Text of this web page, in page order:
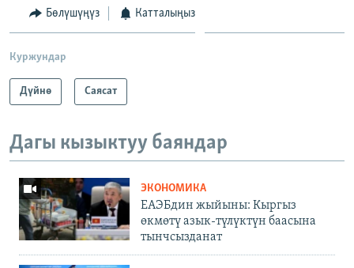
Бөлүшүңүз Катталыңыз
Куржундар
Дүйнө Саясат
Дагы кызыктуу баяндар
ЭКОНОМИКА
ЕАЭБдин жыйыны: Кыргыз
өкмөтү азык-түлүктүн баасына
тынчсызданат